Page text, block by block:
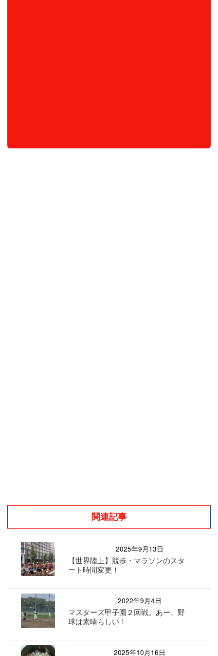
関連記事
2025年9月13日
【世界陸上】競歩・マラソンのスタ
ート時間変更！
2022年9月4日
マスターズ甲子園２回戦。あー、野
球は素晴らしい！
2025年10月16日